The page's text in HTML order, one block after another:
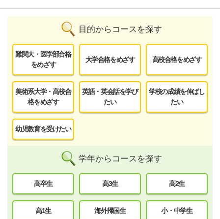
目的からコースを探す
難関大・医学部合格
をめざす
大学合格をめざす 高校合格をめざす
美術系大学・高校合
格をめざす
英語・英会話を学び
たい
学校の成績を伸ばし
たい
幼児教育を受けたい
学年からコースを探す
高卒生 高3生 高2生
高1生 海外帰国生 小・中学生